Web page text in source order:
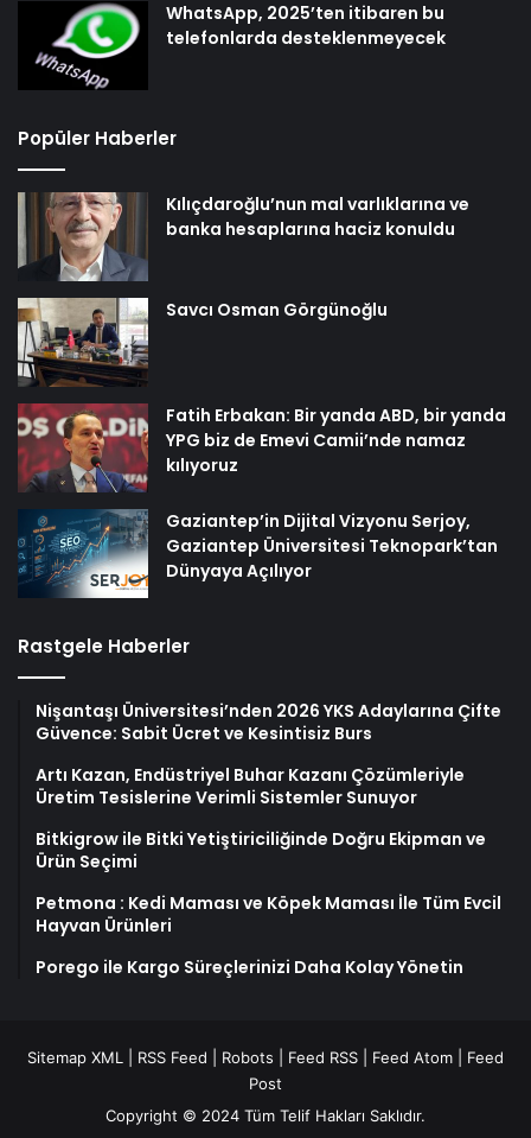
WhatsApp, 2025’ten itibaren bu
telefonlarda desteklenmeyecek
Popüler Haberler
Kılıçdaroğlu’nun mal varlıklarına ve
banka hesaplarına haciz konuldu
Savcı Osman Görgünoğlu
Fatih Erbakan: Bir yanda ABD, bir yanda
YPG biz de Emevi Camii’nde namaz
kılıyoruz
Gaziantep’in Dijital Vizyonu Serjoy,
Gaziantep Üniversitesi Teknopark’tan
Dünyaya Açılıyor
Rastgele Haberler
Nişantaşı Üniversitesi’nden 2026 YKS Adaylarına Çifte
Güvence: Sabit Ücret ve Kesintisiz Burs
Artı Kazan, Endüstriyel Buhar Kazanı Çözümleriyle
Üretim Tesislerine Verimli Sistemler Sunuyor
Bitkigrow ile Bitki Yetiştiriciliğinde Doğru Ekipman ve
Ürün Seçimi
Petmona : Kedi Maması ve Köpek Maması İle Tüm Evcil
Hayvan Ürünleri
Porego ile Kargo Süreçlerinizi Daha Kolay Yönetin
Sitemap XML RSS Feed Robots Feed RSS Feed Atom
Feed
Post
Copyright © 2024 Tüm Telif Hakları Saklıdır.